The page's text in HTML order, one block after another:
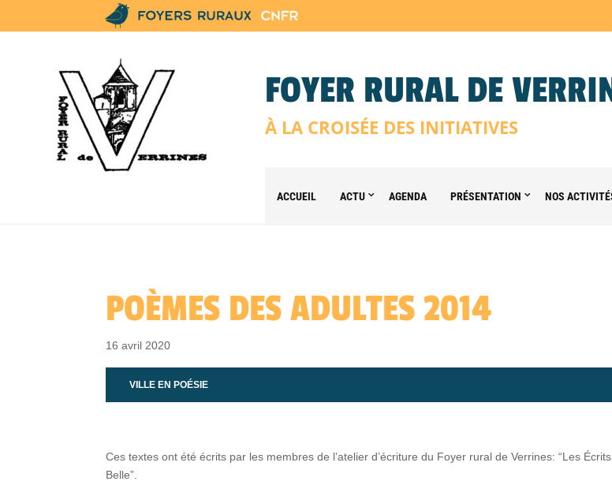
FOYER RURAL DE
À LA CROISÉE DES INITIATIVES
ACCUEIL ACTU AGENDA PRÉSENTATION NOS
POÈMES DES ADULTES 2014
16 avril 2020
VILLE EN POÉSIE
Ces textes ont été écrits par les membres de l’atelier d’écriture du Foyer rural de Verrines: “Les
Belle”.